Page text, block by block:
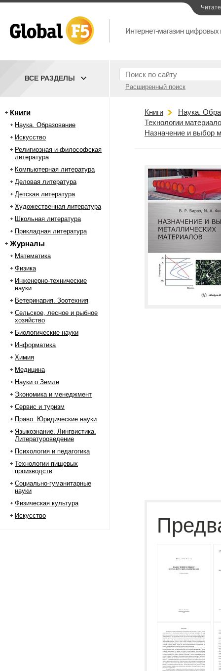
Расширенный поиск
ВСЕ РАЗДЕЛЫ
Книги
Наука. Образование
Искусство
Религиозная и философская
литература
Компьютерная литература
Деловая литература
Детская литература
Художественная литература
Школьная литература
Прикладная литература
Журналы
Математика
Физика
Инженерно-технические
науки
Ветеринария. Зоотехния
Сельское, лесное и рыбное
хозяйство
Биологические науки
Информатика
Химия
Медицина
Науки о Земле
Экономика и менеджмент
Сервис и туризм
Право. Юридические науки
Языкознание. Лингвистика.
Литературоведение
Психология и педагогика
Технологии пищевых
производств
Социально-гуманитарные
науки
Физическая культура
Искусство
Книги
Наука.
Технологии
Назначение и выбор